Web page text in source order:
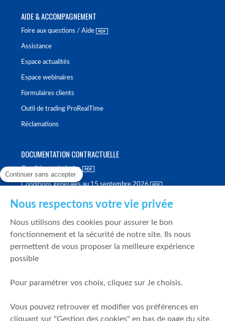
AIDE & ACCOMPAGNEMENT
Foire aux questions / Aide
Assistance
Espace actualités
Espace webinaires
Formulaires clients
Outil de trading ProRealTime
Réclamations
DOCUMENTATION CONTRACTUELLE
Conditions générales
Conditions générales au 15 septembre 2026
Politique de meilleure sélection
Politique de durabilité
Fonds de garantie des dépôts et de résolution
Mentions légales
Continuer sans accepter
Nous respectons votre vie privée
Nous utilisons des cookies pour assurer le bon
fonctionnement et la sécurité de notre site. Ils nous
permettent de vous proposer la meilleure expérience
possible
Pour paramétrer vos choix, cliquez sur Je choisis.
Vous pouvez retrouver et modifier vos préférences en
cliquant sur "Gestion des cookies" en bas de page du site.